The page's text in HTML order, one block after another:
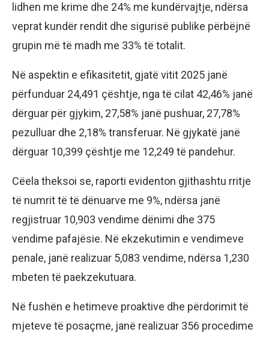
lidhen me krime dhe 24% me kundërvajtje, ndërsa
veprat kundër rendit dhe sigurisë publike përbëjnë
grupin më të madh me 33% të totalit.
Në aspektin e efikasitetit, gjatë vitit 2025 janë
përfunduar 24,491 çështje, nga të cilat 42,46% janë
dërguar për gjykim, 27,58% janë pushuar, 27,78%
pezulluar dhe 2,18% transferuar. Në gjykatë janë
dërguar 10,399 çështje me 12,249 të pandehur.
Cëela theksoi se, raporti evidenton gjithashtu rritje
të numrit të të dënuarve me 9%, ndërsa janë
regjistruar 10,903 vendime dënimi dhe 375
vendime pafajësie. Në ekzekutimin e vendimeve
penale, janë realizuar 5,083 vendime, ndërsa 1,230
mbeten të paekzekutuara.
Në fushën e hetimeve proaktive dhe përdorimit të
mjeteve të posaçme, janë realizuar 356 procedime